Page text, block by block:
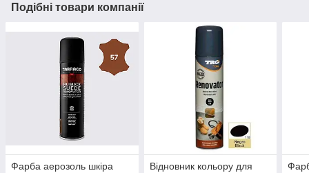
Подібні товари компанії
Фарба аерозоль шкіра
Відновник кольору для